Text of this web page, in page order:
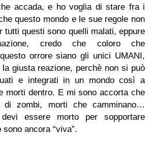
accada, e ho voglia di stare fra i
questo mondo e le sue regole non
questi sono quelli malati, eppure
credo che coloro che
orrore siano gli unici UMANI,
giusta reazione, perchè non si può
e integrati in un mondo così a
morti dentro. E mi sono accorta che
zombi, morti che camminano…
essere morto per sopportare
ancora “viva”.